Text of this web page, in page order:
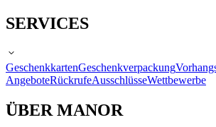
SERVICES
GeschenkkartenGeschenkverpackung
AngeboteRückrufeAusschlüsseWettbewerbe
ÜBER MANOR